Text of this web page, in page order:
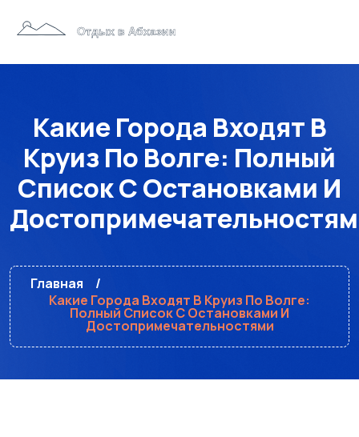
Какие Города Входят В
Круиз По Волге: Полный
Список С Остановками И
Главная
Какие Города Входят В Круиз По Волге:
Полный Список С Остановками И
Достопримечательностями